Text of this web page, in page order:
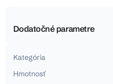
Dodatočné parametre
Kategória
Hmotnosť